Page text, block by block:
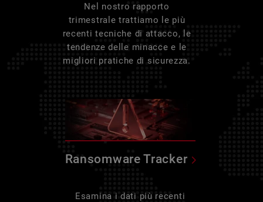
Nel nostro rapporto
trimestrale trattiamo le più
recenti tecniche di attacco, le
tendenze delle minacce e le
migliori pratiche di sicurezza.
Ransomware Tracker
Esamina i dati più recenti